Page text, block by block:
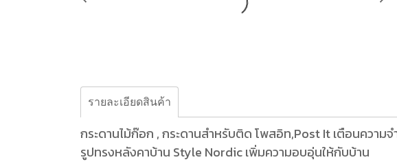
รายละเอียดสินค้า
กระดานไม้ก๊อก , กระดานสำหรับติด โพสอิท,Post It เตือนควา
รูปทรงหลังคาบ้าน Style Nordic เพิ่มความอบอุ่นให้กับบ้าน